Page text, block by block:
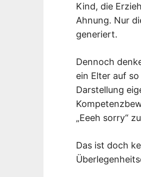
Kind, die
Ahnung. Nur
generiert.
Dennoch
ein Elter auf
Darstellung
„Eeeh sorry“
Das ist doch